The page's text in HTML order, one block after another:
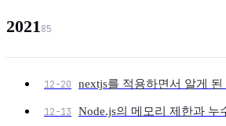
2021 85
12-20 nextjs를 적용하면서 알게 된
12-13 Node.js의 메모리 제한과 누